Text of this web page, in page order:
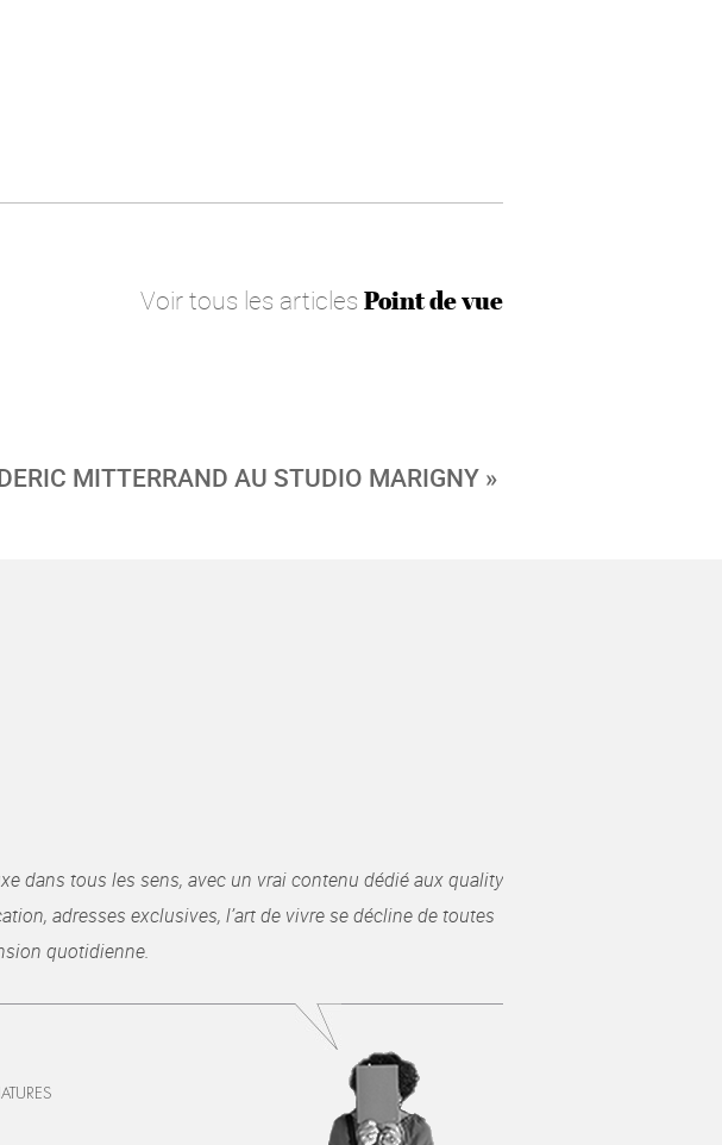
Voir tous les articles Point de vue
MITTERRAND AU STUDIO MARIGNY »
dans tous les sens, avec un vrai contenu dédié aux quality
adresses exclusives, l’art de vivre se décline de toutes
quotidienne.